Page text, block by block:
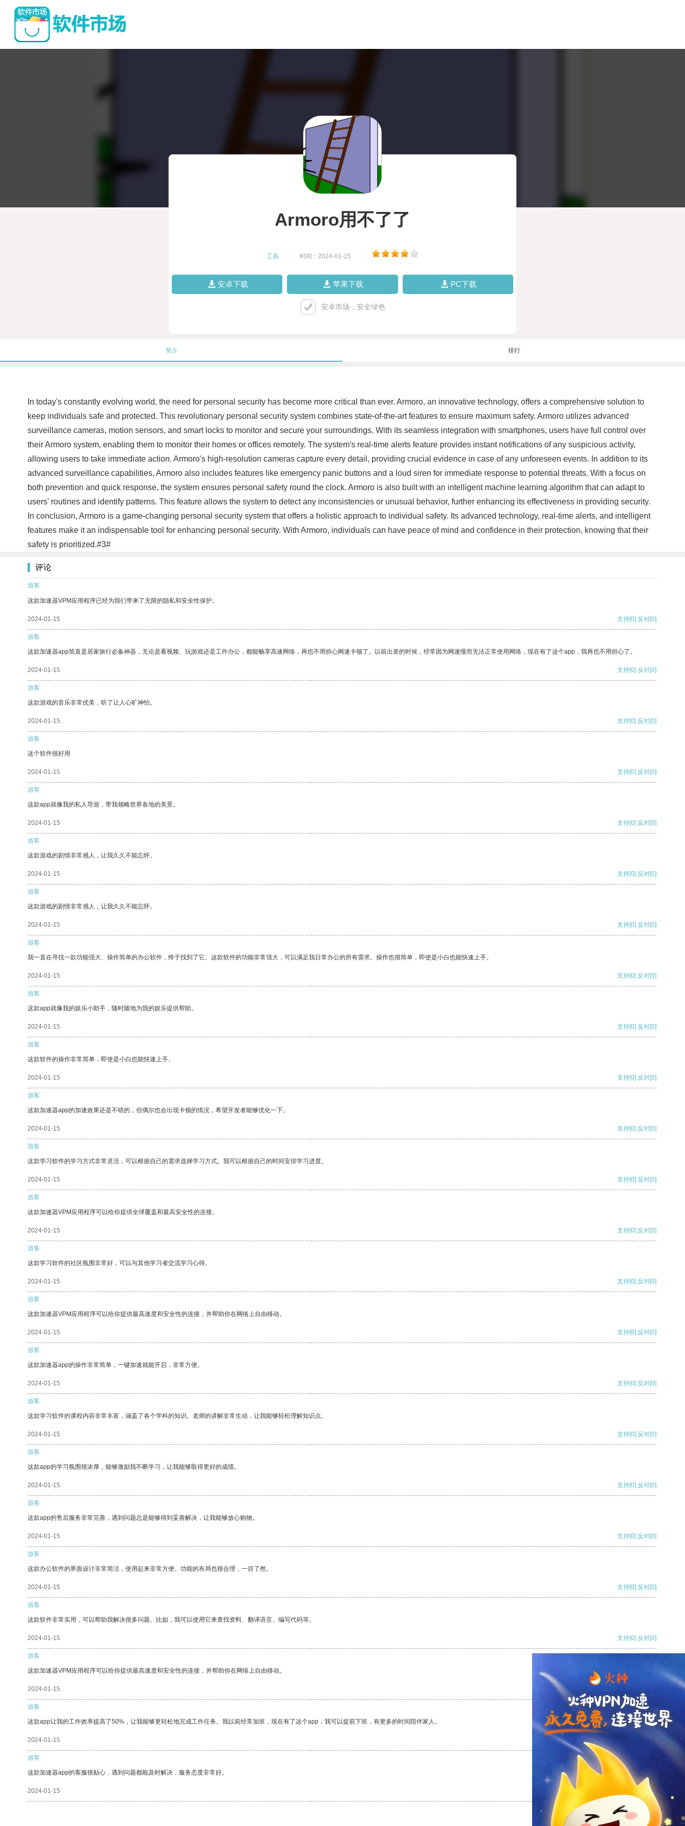
Armoro用不了了
工具 时间：2024-01-15
安卓下载 苹果下载 PC下载
安卓市场，安全绿色
简介 排行
In today's constantly evolving world, the need for personal security has become more critical than ever. Armoro, an innovative technology, offers a comprehensive solution to
keep individuals safe and protected. This revolutionary personal security system combines state-of-the-art features to ensure maximum safety. Armoro utilizes advanced
surveillance cameras, motion sensors, and smart locks to monitor and secure your surroundings. With its seamless integration with smartphones, users have full control over
their Armoro system, enabling them to monitor their homes or offices remotely. The system's real-time alerts feature provides instant notifications of any suspicious activity,
allowing users to take immediate action. Armoro's high-resolution cameras capture every detail, providing crucial evidence in case of any unforeseen events. In addition to its
advanced surveillance capabilities, Armoro also includes features like emergency panic buttons and a loud siren for immediate response to potential threats. With a focus on
both prevention and quick response, the system ensures personal safety round the clock. Armoro is also built with an intelligent machine learning algorithm that can adapt to
users' routines and identify patterns. This feature allows the system to detect any inconsistencies or unusual behavior, further enhancing its effectiveness in providing security.
In conclusion, Armoro is a game-changing personal security system that offers a holistic approach to individual safety. Its advanced technology, real-time alerts, and intelligent
features make it an indispensable tool for enhancing personal security. With Armoro, individuals can have peace of mind and confidence in their protection, knowing that their
safety is prioritized.#3#
评论
游客
这款加速器VPM应用程序已经为我们带来了无限的隐私和安全性保护。
2024-01-15 支持[0] 反对[0]
游客
这款加速器app简直是居家旅行必备神器，无论是看视频、玩游戏还是工作办公，都能畅享高速网络，再也不用担心网速卡顿了。以前出差的时候，经常因为网速慢而无法正常使用网络，现在有了这个app，我再也不用担心了。
2024-01-15 支持[0] 反对[0]
游客
这款游戏的音乐非常优美，听了让人心旷神怡。
2024-01-15 支持[0] 反对[0]
游客
这个软件很好用
2024-01-15 支持[0] 反对[0]
游客
这款app就像我的私人导游，带我领略世界各地的美景。
2024-01-15 支持[0] 反对[0]
游客
这款游戏的剧情非常感人，让我久久不能忘怀。
2024-01-15 支持[0] 反对[0]
游客
这款游戏的剧情非常感人，让我久久不能忘怀。
2024-01-15 支持[0] 反对[0]
游客
我一直在寻找一款功能强大、操作简单的办公软件，终于找到了它。这款软件的功能非常强大，可以满足我日常办公的所有需求。操作也很简单，即使是小白也能快速上手。
2024-01-15 支持[0] 反对[0]
游客
这款app就像我的娱乐小助手，随时随地为我的娱乐提供帮助。
2024-01-15 支持[0] 反对[0]
游客
这款软件的操作非常简单，即使是小白也能快速上手。
2024-01-15 支持[0] 反对[0]
游客
这款加速器app的加速效果还是不错的，但偶尔也会出现卡顿的情况，希望开发者能够优化一下。
2024-01-15 支持[0] 反对[0]
游客
这款学习软件的学习方式非常灵活，可以根据自己的需求选择学习方式。我可以根据自己的时间安排学习进度。
2024-01-15 支持[0] 反对[0]
游客
这款加速器VPM应用程序可以给你提供全球覆盖和最高安全性的连接。
2024-01-15 支持[0] 反对[0]
游客
这款学习软件的社区氛围非常好，可以与其他学习者交流学习心得。
2024-01-15 支持[0] 反对[0]
游客
这款加速器VPM应用程序可以给你提供最高速度和安全性的连接，并帮助你在网络上自由移动。
2024-01-15 支持[0] 反对[0]
游客
这款加速器app的操作非常简单，一键加速就能开启，非常方便。
2024-01-15 支持[0] 反对[0]
游客
这款学习软件的课程内容非常丰富，涵盖了各个学科的知识。老师的讲解非常生动，让我能够轻松理解知识点。
2024-01-15 支持[0] 反对[0]
游客
这款app的学习氛围很浓厚，能够激励我不断学习，让我能够取得更好的成绩。
2024-01-15 支持[0] 反对[0]
游客
这款app的售后服务非常完善，遇到问题总是能够得到妥善解决，让我能够放心购物。
2024-01-15 支持[0] 反对[0]
游客
这款办公软件的界面设计非常简洁，使用起来非常方便。功能的布局也很合理，一目了然。
2024-01-15 支持[0] 反对[0]
游客
这款软件非常实用，可以帮助我解决很多问题。比如，我可以使用它来查找资料、翻译语言、编写代码等。
2024-01-15 支持[0] 反对[0]
游客
这款加速器VPM应用程序可以给你提供最高速度和安全性的连接，并帮助你在网络上自由移动。
2024-01-15
游客
这款app让我的工作效率提高了50%，让我能够更轻松地完成工作任务。我以前经常加班，现在有了这个app，我可以提前下班，有更多的时间陪伴家人。
2024-01-15 反对
游客
这款加速器app的客服很贴心，遇到问题都能及时解决，服务态度非常好。
2024-01-15 反对[0]